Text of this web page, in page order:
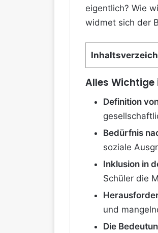
eigentlich? Wie
widmet sich der
Alles Wichtige
Definition
Bedürfnis
soziale
Inklusion in
Schüler die
und
Die